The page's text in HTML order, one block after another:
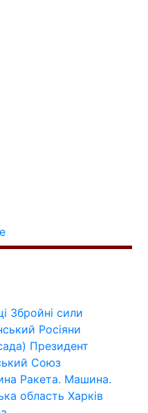
Збройні сили
Росіяни
Президент
Союз
Ракета. Машина.
область Харків